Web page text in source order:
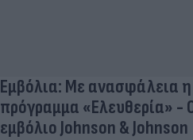
Εμβόλια: Με ανασφάλεια
πρόγραμμα «Ελευθερία» -
εμβόλιο Johnson & Johnson